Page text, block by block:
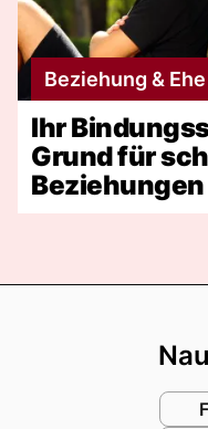
Beziehung & Ehe
Ihr
Grund für